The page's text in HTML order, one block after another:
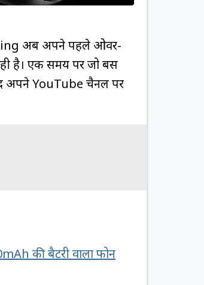
अब अपने पहले ओवर-
है। एक समय पर जो बस
अपने YouTube चैनल पर
की बैटरी वाला फोन